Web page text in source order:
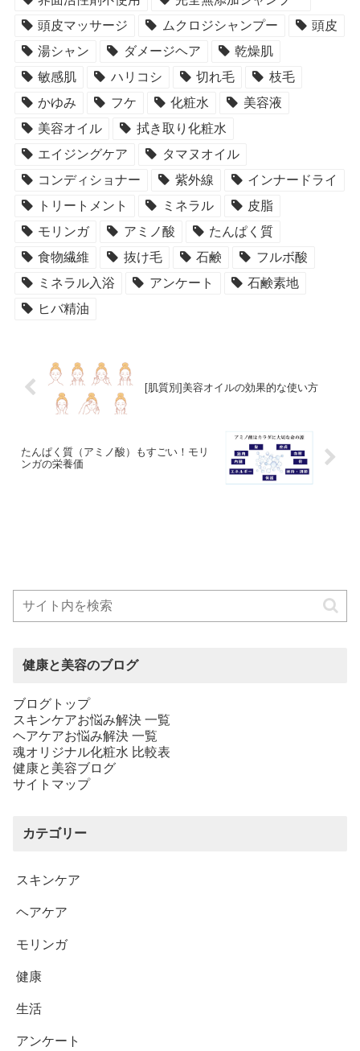
頭皮マッサージ
ムクロジシャンプー
頭皮
湯シャン
ダメージヘア
乾燥肌
敏感肌
ハリコシ 切れ毛
枝毛
かゆみ
フケ 化粧水
美容液
美容オイル
拭き取り化粧水
エイジングケア
タマヌオイル
コンディショナー
紫外線
インナードライ
トリートメント
ミネラル
皮脂
モリンガ
アミノ酸
たんぱく質
食物繊維
抜け毛 石鹸
フルボ酸
ミネラル入浴
アンケート
石鹸素地
ヒバ精油
[肌質別]美容オイルの効果的な使い方
たんぱく質（アミノ酸）もすごい！モリ
ンガの栄養価
健康と美容のブログ
ブログトップ
スキンケアお悩み解決 一覧
ヘアケアお悩み解決 一覧
魂オリジナル化粧水 比較表
健康と美容ブログ
サイトマップ
カテゴリー
スキンケア
ヘアケア
モリンガ
健康
生活
アンケート